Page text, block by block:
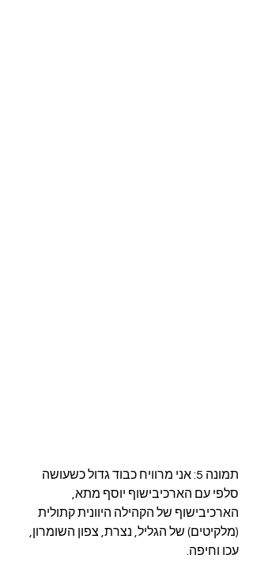
תמונה 5: אני מרוויח כבוד גדול כשעושה
סלפי עם הארכיבישוף יוסף מתא,
הארכיבישוף של הקהילה היוונית קתולית
(מלקיטים) של הגליל, נצרת, צפון השומרון,
עכו וחיפה.